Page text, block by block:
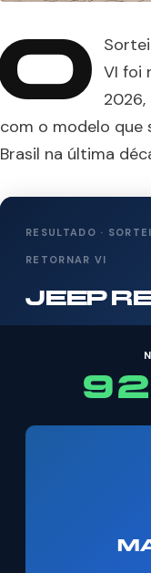
VI foi
com o modelo que
Brasil na última
RESULTADO ·
RETORNAR VI
JEEP